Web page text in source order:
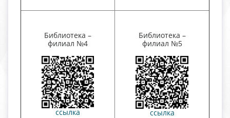
Библиотека –
филиал №4
ссылка
Библиотека –
филиал №5
ссылка